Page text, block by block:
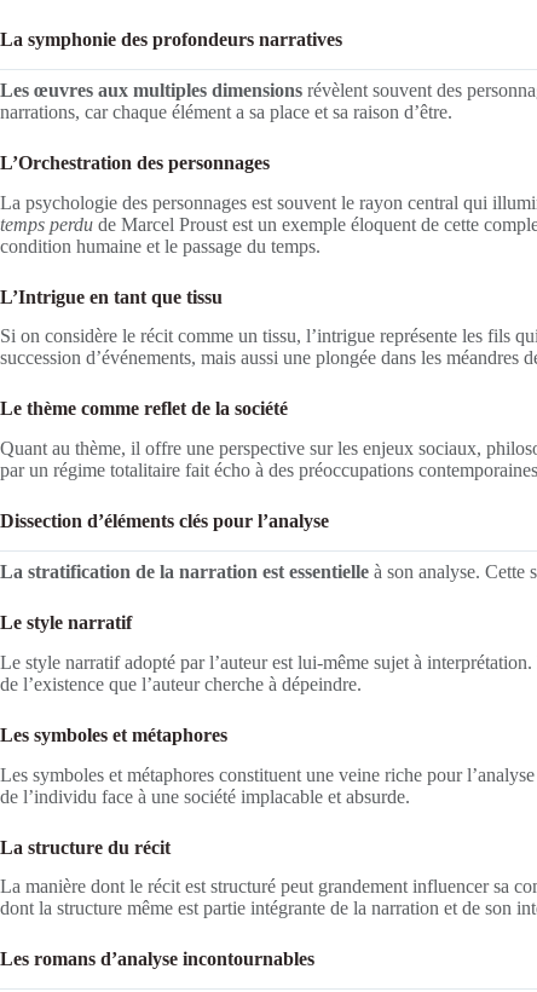
La symphonie des profondeurs narratives
Les œuvres aux multiples dimensions révèlent souvent des
narrations, car chaque élément a sa place et sa raison d’être.
L’Orchestration des personnages
La psychologie des personnages est souvent le rayon central qui
temps perdu de Marcel Proust est un exemple éloquent de cette
condition humaine et le passage du temps.
L’Intrigue en tant que tissu
Si on considère le récit comme un tissu, l’intrigue représente les fils
succession d’événements, mais aussi une plongée dans les
Le thème comme reflet de la société
Quant au thème, il offre une perspective sur les enjeux sociaux,
par un régime totalitaire fait écho à des préoccupations
Dissection d’éléments clés pour l’analyse
La stratification de la narration est essentielle à son analyse. Cette
Le style narratif
Le style narratif adopté par l’auteur est lui-même sujet à interprétation.
de l’existence que l’auteur cherche à dépeindre.
Les symboles et métaphores
Les symboles et métaphores constituent une veine riche pour
de l’individu face à une société implacable et absurde.
La structure du récit
La manière dont le récit est structuré peut grandement influencer sa
dont la structure même est partie intégrante de la narration et de son
Les romans d’analyse incontournables